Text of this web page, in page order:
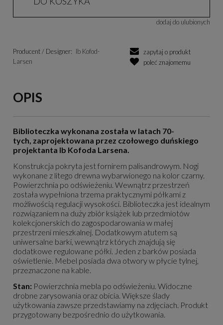
dodaj do ulubionych
Producent / Designer: Ib Kofod-
Larsen
zapytaj o produkt
poleć znajomemu
OPIS
Biblioteczka wykonana została w latach 70-
tych, zaprojektowana przez czołowego duńskiego
projektanta Ib Kofoda Larsena.
Konstrukcja pokryta jest fornirem palisandrowym. Nogi
wykonane z litego drewna wybarwionego na kolor czarny.
Powierzchnia po odświeżeniu. Wewnątrz przestrzeń
została wypełniona trzema praktycznymi półkami z
możliwością regulacji wysokości. Biblioteczka jest idealnym
rozwiązaniem na duży zbiór książek lub przedmiotów
kolekcjonerskich do zagospodarowania w małej
przestrzeni mieszkalnej. Dodatkowym atutem są
uniwersalne barki, wewnątrz których znajdują się
dodatkowe regulowane półki. Jeden z barków posiada
oświetlenie. Mebel posiada dwa otwory w płycie tylnej,
przeznaczone na kable.
Stan: Powierzchnia mebla po odświeżeniu. Widoczne
drobne zarysowania oraz obicia. Większe ślady
użytkowania zawsze przedstawiamy na zdjęciach. Produkt
przygotowany bezpośrednio do użytkowania.